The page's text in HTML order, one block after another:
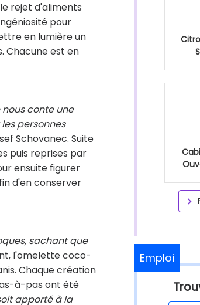
rejet d'aliments
pour
en lumière un
Chacune est en
conte une
personnes
Schovanec. Suite
puis reprises par
ensuite figurer
d'en conserver
sachant que
l'omelette coco-
Chaque création
à-pas ont été
apporté à la
Emploi